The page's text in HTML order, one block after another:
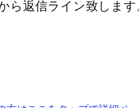
ら返信ライン致します